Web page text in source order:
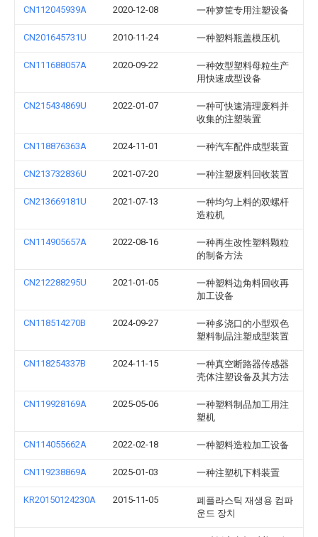
CN112045939A 2020-12-08 一种箩筐专用注塑设备
CN201645731U 2010-11-24 一种塑料瓶盖模压机
CN111688057A 2020-09-22
一种效型塑料母粒生产
用快速成型设备
CN215434869U 2022-01-07
一种可快速清理废料并
收集的注塑装置
CN118876363A 2024-11-01 一种汽车配件成型装置
CN213732836U 2021-07-20 一种注塑废料回收装置
CN213669181U 2021-07-13
一种均匀上料的双螺杆
造粒机
CN114905657A 2022-08-16
一种再生改性塑料颗粒
的制备方法
CN212288295U 2021-01-05
一种塑料边角料回收再
加工设备
CN118514270B 2024-09-27
一种多浇口的小型双色
塑料制品注塑成型装置
CN118254337B 2024-11-15
一种真空断路器传感器
壳体注塑设备及其方法
CN119928169A 2025-05-06
一种塑料制品加工用注
塑机
CN114055662A 2022-02-18 一种塑料造粒加工设备
CN119238869A 2025-01-03 一种注塑机下料装置
KR20150124230A 2015-11-05
폐플라스틱 재생용 컴파
운드 장치